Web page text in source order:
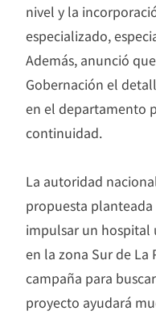
nivel y la
especializado,
Además, anunció
Gobernación el
en el departamento
continuidad.
La autoridad
propuesta
impulsar un hospital
en la zona Sur de La
campaña para
proyecto ayudará